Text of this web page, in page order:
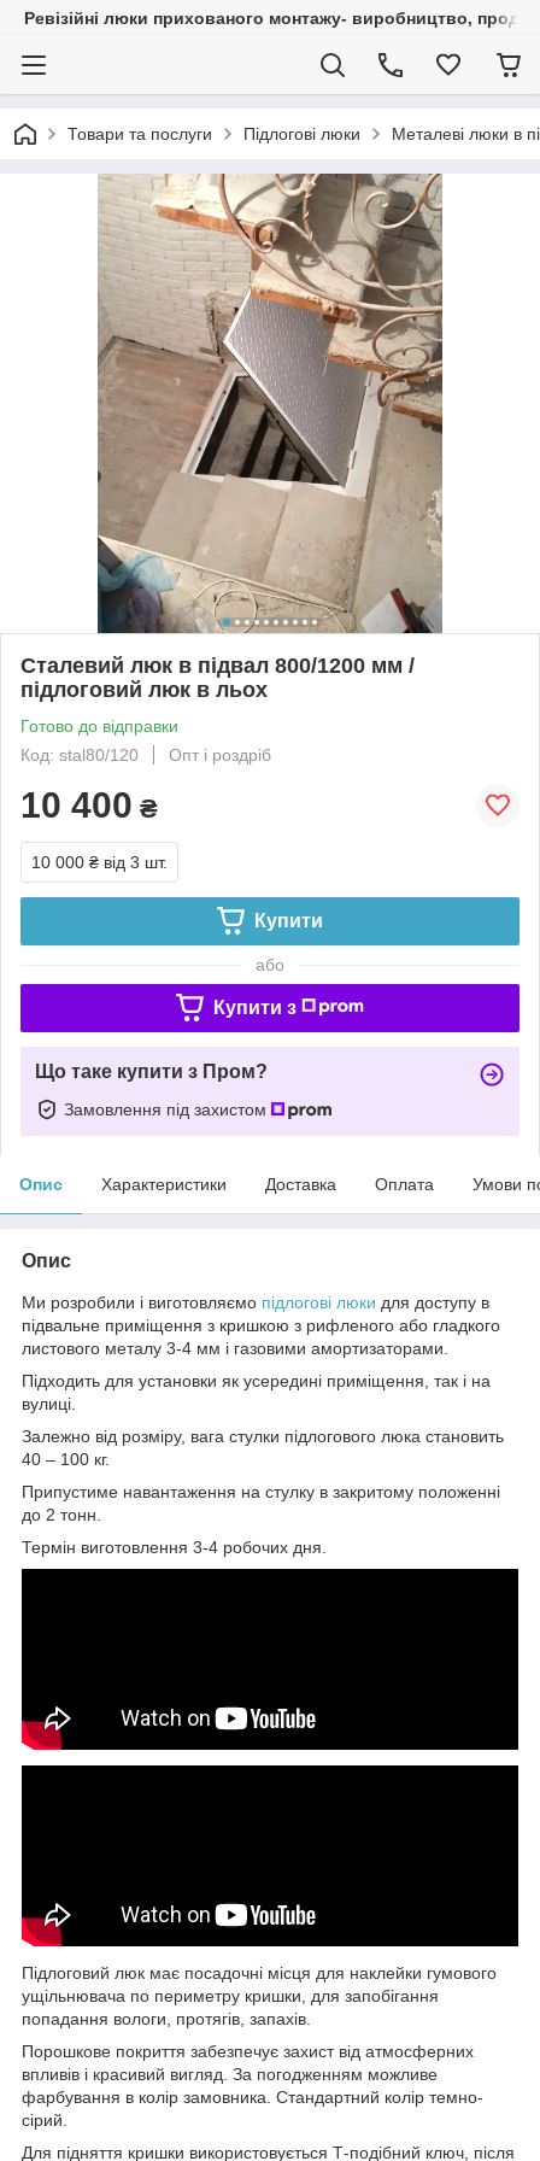
Ревізійні люки прихованого монтажу- виробництво, продаж
Товари та послуги Підлогові люки Металеві люки в
Сталевий люк в підвал 800/1200 мм /
підлоговий люк в льох
Готово до відправки
Код: stal80/120
Опт і роздріб
10 400 ₴
10 000 ₴ від 3 шт.
Купити
або
Купити з
Що таке купити з Пром?
Замовлення під захистом
Опис Характеристики Доставка Оплата Умови
Опис
Ми розробили і виготовляємо підлогові люки для доступу в
підвальне приміщення з кришкою з рифленого або гладкого
листового металу 3-4 мм і газовими амортизаторами.
Підходить для установки як усередині приміщення, так і на
вулиці.
Залежно від розміру, вага стулки підлогового люка становить
40 – 100 кг.
Припустиме навантаження на стулку в закритому положенні
до 2 тонн.
Термін виготовлення 3-4 робочих дня.
Підлоговий люк має посадочні місця для наклейки гумового
ущільнювача по периметру кришки, для запобігання
попадання вологи, протягів, запахів.
Порошкове покриття забезпечує захист від атмосферних
впливів і красивий вигляд. За погодженням можливе
фарбування в колір замовника. Стандартний колір темно-
сірий.
Для підняття кришки використовується Т-подібний ключ, після